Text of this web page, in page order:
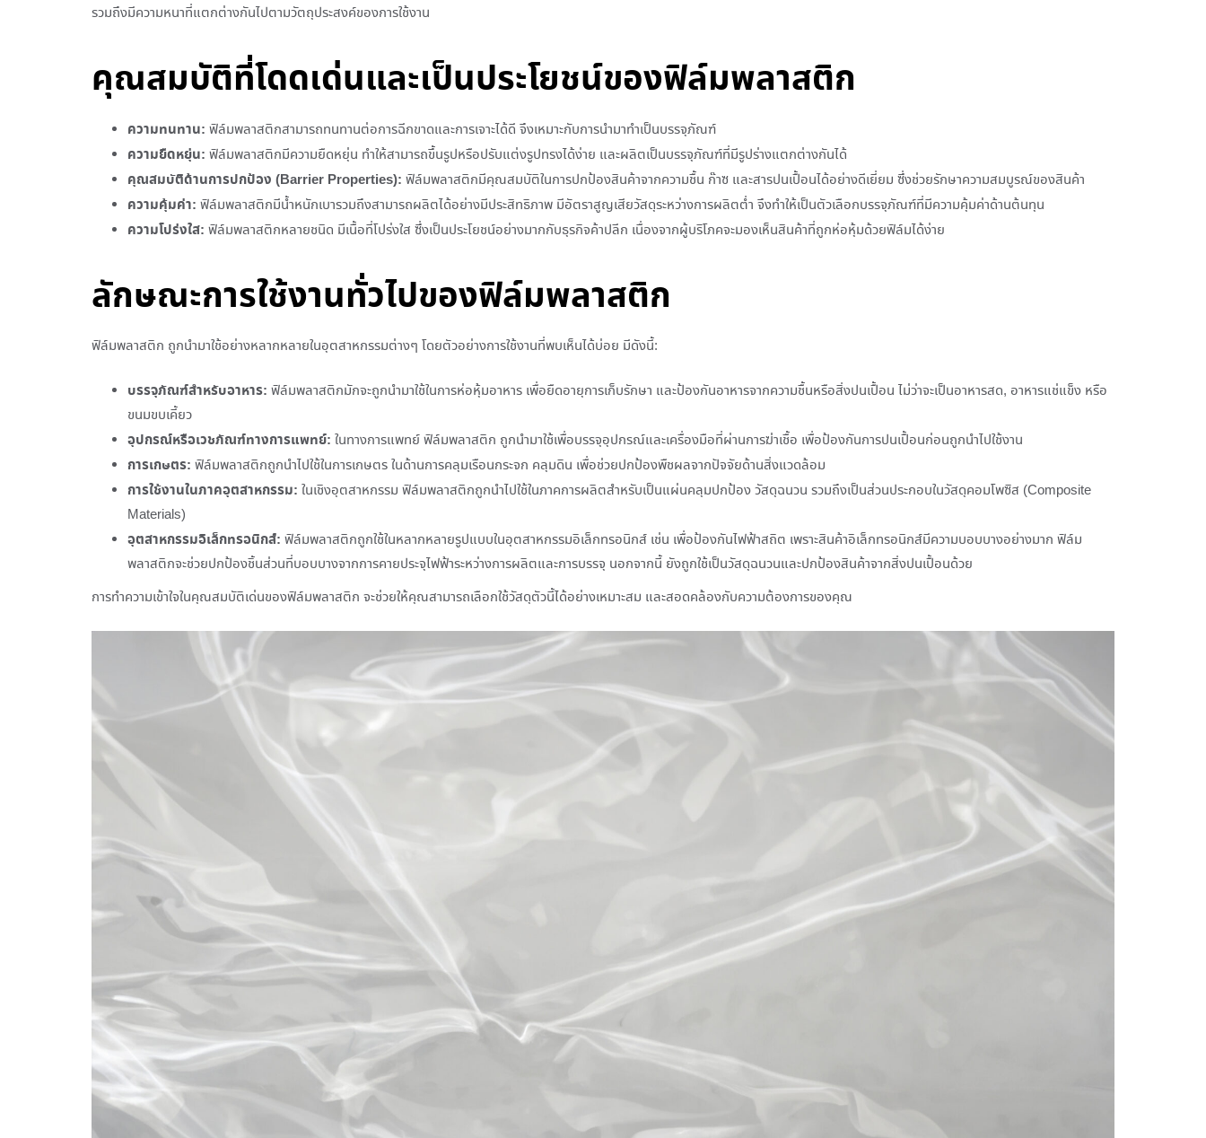
รวมถึงมีความหนาที่แตกต่างกันไปตามวัตถุประสงค์ของการใช้งาน
คุณสมบัติที่โดดเด่นและเป็นประโยชน์ของฟิล์มพลาสติก
ความทนทาน: ฟิล์มพลาสติกสามารถทนทานต่อการฉีกขาดและการเจาะได้ดี จึงเหมาะกับการนำมาทำเป็นบรรจุภัณฑ์
ความยืดหยุ่น: ฟิล์มพลาสติกมีความยืดหยุ่น ทำให้สามารถขึ้นรูปหรือปรับแต่งรูปทรงได้ง่าย และผลิตเป็นบรรจุภัณฑ์ที่มีรูปร่างแตกต่างกันได้
คุณสมบัติด้านการปกป้อง (Barrier Properties): ฟิล์มพลาสติกมีคุณสมบัติในการปกป้องสินค้าจากความชื้น ก๊าซ และสารปนเปื้อนได้อย่างดีเยี่ยม ซึ่งช่วยรักษาความสมบูรณ์ของสินค้า
ความคุ้มค่า: ฟิล์มพลาสติกมีน้ำหนักเบารวมถึงสามารถผลิตได้อย่างมีประสิทธิภาพ มีอัตราสูญเสียวัสดุระหว่างการผลิตต่ำ จึงทำให้เป็นตัวเลือกบรรจุภัณฑ์ที่มีความคุ้มค่าด้านต้นทุน
ความโปร่งใส: ฟิล์มพลาสติกหลายชนิด มีเนื้อที่โปร่งใส ซึ่งเป็นประโยชน์อย่างมากกับธุรกิจค้าปลีก เนื่องจากผู้บริโภคจะมองเห็นสินค้าที่ถูกห่อหุ้มด้วยฟิล์มได้ง่าย
ลักษณะการใช้งานทั่วไปของฟิล์มพลาสติก
ฟิล์มพลาสติก ถูกนำมาใช้อย่างหลากหลายในอุตสาหกรรมต่างๆ โดยตัวอย่างการใช้งานที่พบเห็นได้บ่อย มีดังนี้:
บรรจุภัณฑ์สำหรับอาหาร: ฟิล์มพลาสติกมักจะถูกนำมาใช้ในการห่อหุ้มอาหาร เพื่อยืดอายุการเก็บรักษา และป้องกันอาหารจากความชื้นหรือสิ่งปนเปื้อน ไม่ว่าจะเป็นอาหารสด, อาหารแช่แข็ง หรือ
ขนมขบเคี้ยว
อุปกรณ์หรือเวชภัณฑ์ทางการแพทย์: ในทางการแพทย์ ฟิล์มพลาสติก ถูกนำมาใช้เพื่อบรรจุอุปกรณ์และเครื่องมือที่ผ่านการฆ่าเชื้อ เพื่อป้องกันการปนเปื้อนก่อนถูกนำไปใช้งาน
การเกษตร: ฟิล์มพลาสติกถูกนำไปใช้ในการเกษตร ในด้านการคลุมเรือนกระจก คลุมดิน เพื่อช่วยปกป้องพืชผลจากปัจจัยด้านสิ่งแวดล้อม
การใช้งานในภาคอุตสาหกรรม: ในเชิงอุตสาหกรรม ฟิล์มพลาสติกถูกนำไปใช้ในภาคการผลิตสำหรับเป็นแผ่นคลุมปกป้อง วัสดุฉนวน รวมถึงเป็นส่วนประกอบในวัสดุคอมโพซิส (Composite
Materials)
อุตสาหกรรมอิเล็กทรอนิกส์: ฟิล์มพลาสติกถูกใช้ในหลากหลายรูปแบบในอุตสาหกรรมอิเล็กทรอนิกส์ เช่น เพื่อป้องกันไฟฟ้าสถิต เพราะสินค้าอิเล็กทรอนิกส์มีความบอบบางอย่างมาก ฟิล์ม
พลาสติกจะช่วยปกป้องชิ้นส่วนที่บอบบางจากการคายประจุไฟฟ้าระหว่างการผลิตและการบรรจุ นอกจากนี้ ยังถูกใช้เป็นวัสดุฉนวนและปกป้องสินค้าจากสิ่งปนเปื้อนด้วย
การทำความเข้าใจในคุณสมบัติเด่นของฟิล์มพลาสติก จะช่วยให้คุณสามารถเลือกใช้วัสดุตัวนี้ได้อย่างเหมาะสม และสอดคล้องกับความต้องการของคุณ